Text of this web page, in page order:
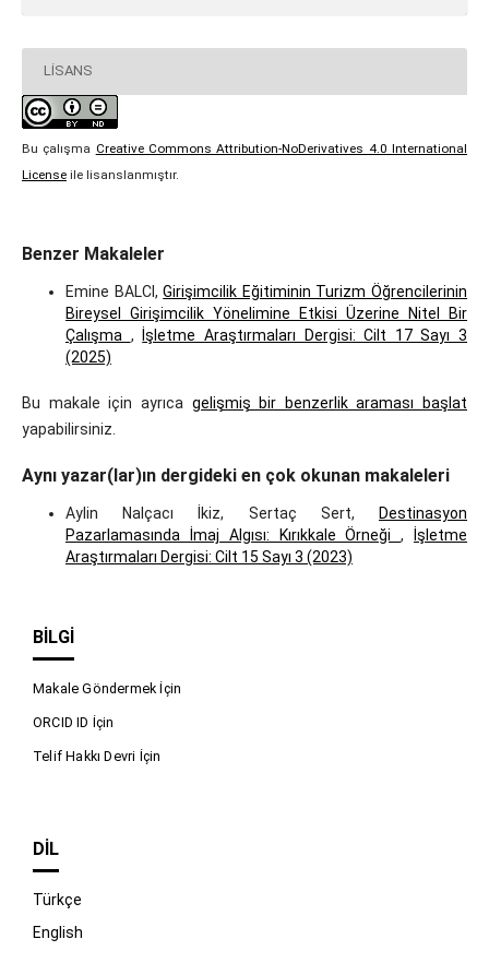
LISANS
Bu çalışma Creative Commons Attribution-NoDerivatives 4.0 International
Licenseile lisanslanmıştır.
Benzer Makaleler
Emine BALCI,Girişimcilik Eğitiminin Turizm Öğrencilerinin
Bireysel Girişimcilik Yönelimine Etkisi Üzerine Nitel Bir
Çalışma ,
İşletme Araştırmaları Dergisi: Cilt 17 Sayı 3
(2025)
Bu makale için ayrıca gelişmiş bir benzerlik araması başlat
yapabilirsiniz.
Aynı yazar(lar)ın dergideki en çok okunan makaleleri
Aylin Nalçacı İkiz, Sertaç Sert,
Destinasyon
Pazarlamasında İmaj Algısı: Kırıkkale Örneği,
İşletme
Araştırmaları Dergisi: Cilt 15 Sayı 3 (2023)
BILGI
Makale Göndermek İçin
ORCID ID İçin
Telif Hakkı Devri İçin
DIL
Türkçe
English